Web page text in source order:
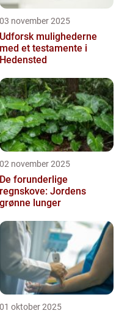
03 november 2025
Udforsk mulighederne
med et testamente i
Hedensted
02 november 2025
De forunderlige
regnskove: Jordens
grønne lunger
01 oktober 2025